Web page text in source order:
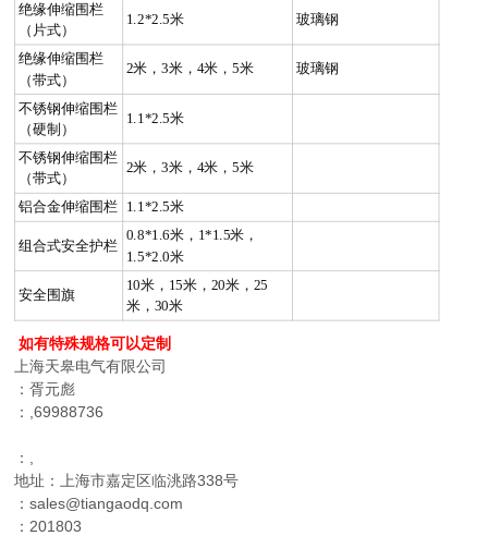
绝缘伸缩围栏
（片式）
1.2*2.5米 玻璃钢
绝缘伸缩围栏
（带式）
2米，3米，4米，5米 玻璃钢
不锈钢伸缩围栏
（硬制）
1.1*2.5米
不锈钢伸缩围栏
（带式）
2米，3米，4米，5米
铝合金伸缩围栏 1.1*2.5米
组合式安全护栏
0.8*1.6米，1*1.5米，
1.5*2.0米
安全围旗
10米，15米，20米，25
米，30米
如有特殊规格可以定制
上海天皋电气有限公司
：胥元彪
：,69988736
：,
地址：上海市嘉定区临洮路338号
：sales@tiangaodq.com
：201803